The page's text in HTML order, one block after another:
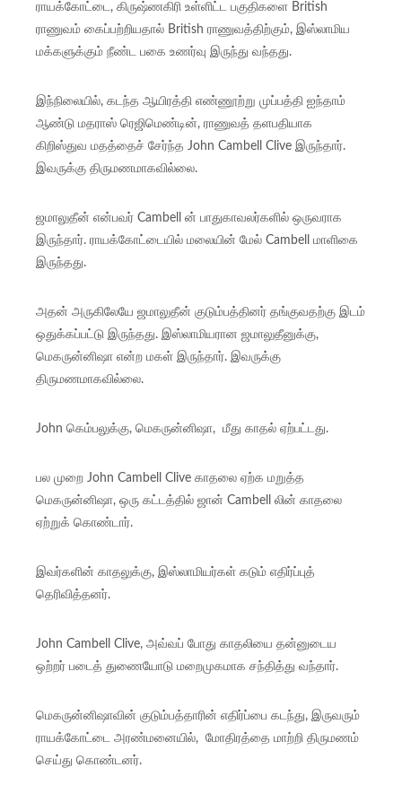
ராயக்கோட்டை, கிருஷ்ணகிரி உள்ளிட்ட பகுதிகளை British
ராணுவம் கைப்பற்றியதால் British ராணுவத்திற்கும், இஸ்லாமிய
மக்களுக்கும் நீண்ட பகை உணர்வு இருந்து வந்தது.
இந்நிலையில், கடந்த ஆயிரத்தி எண்ணூற்று முப்பத்தி ஐந்தாம்
ஆண்டு மதராஸ் ரெஜிமெண்டின், ராணுவத் தளபதியாக
கிறிஸ்துவ மதத்தைச் சேர்ந்த John Cambell Clive இருந்தார்.
இவருக்கு திருமணமாகவில்லை.
ஜமாலுதீன் என்பவர் Cambell ன் பாதுகாவலர்களில் ஒருவராக
இருந்தார். ராயக்கோட்டையில் மலையின் மேல் Cambell மாளிகை
இருந்தது.
அதன் அருகிலேயே ஜமாலுதீன் குடும்பத்தினர் தங்குவதற்கு இடம்
ஒதுக்கப்பட்டு இருந்தது. இஸ்லாமியரான ஜமாலுதீனுக்கு,
மெகருன்னிஷா என்ற மகள் இருந்தார். இவருக்கு
திருமணமாகவில்லை.
John கெம்பலுக்கு, மெகருன்னிஷா, மீது காதல் ஏற்பட்டது.
பல முறை John Cambell Clive காதலை ஏற்க மறுத்த
மெகருன்னிஷா, ஒரு கட்டத்தில் ஜான் Cambell லின் காதலை
ஏற்றுக் கொண்டார்.
இவர்களின் காதலுக்கு, இஸ்லாமியர்கள் கடும் எதிர்ப்புத்
தெரிவித்தனர்.
John Cambell Clive, அவ்வப் போது காதலியை தன்னுடைய
ஒற்றர் படைத் துணையோடு மறைமுகமாக சந்தித்து வந்தார்.
மெகருன்னிஷாவின் குடும்பத்தாரின் எதிர்ப்பை கடந்து, இருவரும்
ராயக்கோட்டை அரண்மனையில், மோதிரத்தை மாற்றி திருமணம்
செய்து கொண்டனர்.